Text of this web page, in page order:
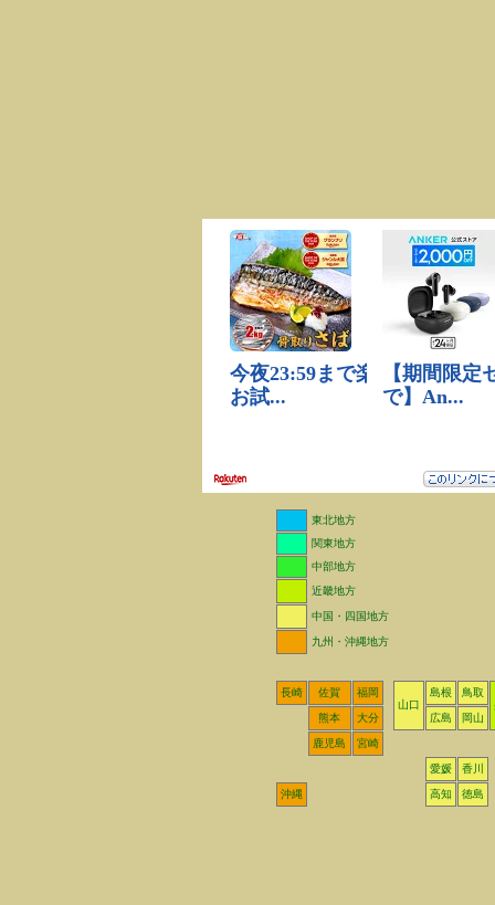
東北地方
関東地方
中部地方
近畿地方
中国・四国地方
九州・沖縄地方
長崎 佐賀
福岡
山口
島根
鳥取
熊本
大分 広島 岡山
鹿児島 宮崎
愛媛 香川
沖縄 高知 徳島